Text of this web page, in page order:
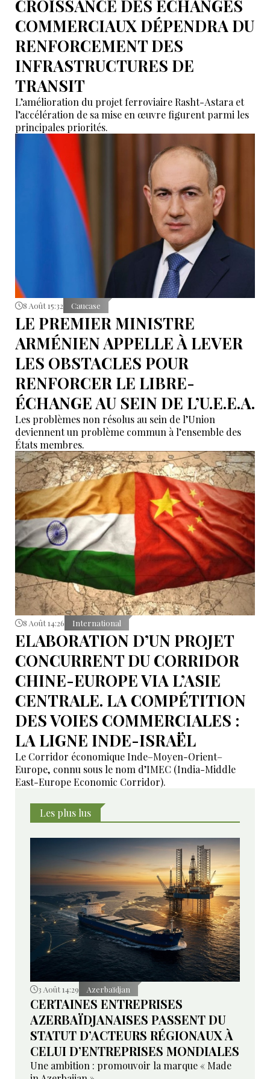
CROISSANCE DES ÉCHANGES
COMMERCIAUX DÉPENDRA DU
RENFORCEMENT DES
INFRASTRUCTURES DE
TRANSIT
L’amélioration du projet ferroviaire Rasht-Astara et
l’accélération de sa mise en œuvre figurent parmi les
principales priorités.
8 Août 15:32 Caucase
LE PREMIER MINISTRE
ARMÉNIEN APPELLE À LEVER
LES OBSTACLES POUR
RENFORCER LE LIBRE-
ÉCHANGE AU SEIN DE L’U.E.E.A.
Les problèmes non résolus au sein de l’Union
deviennent un problème commun à l’ensemble des
États membres.
8 Août 14:26 International
ELABORATION D’UN PROJET
CONCURRENT DU CORRIDOR
CHINE-EUROPE VIA L’ASIE
CENTRALE. LA COMPÉTITION
DES VOIES COMMERCIALES :
LA LIGNE INDE-ISRAËL
Le Corridor économique Inde–Moyen-Orient–
Europe, connu sous le nom d’IMEC (India-Middle
East-Europe Economic Corridor).
Les plus lus
3 Août 14:29 Azerbaïdjan
CERTAINES ENTREPRISES
AZERBAÏDJANAISES PASSENT DU
STATUT D’ACTEURS RÉGIONAUX À
CELUI D’ENTREPRISES MONDIALES
Une ambition : promouvoir la marque « Made